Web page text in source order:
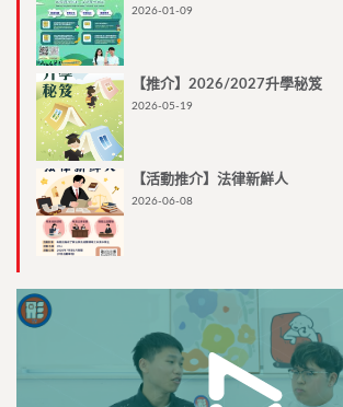
2026-01-09
【推介】2026/2027升學秘笈
2026-05-19
【活動推介】法律新鮮人
2026-06-08